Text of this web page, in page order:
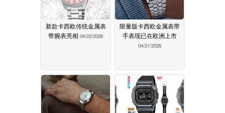
新款卡西欧传统金属表
带腕表亮相 04/22/2026
限量版卡西欧金属表带
手表现已在欧洲上市
04/21/2026